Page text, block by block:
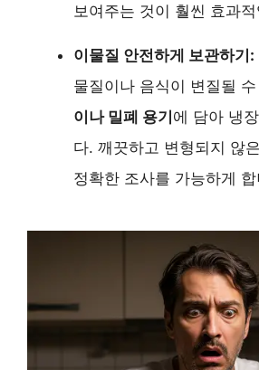
보여주는 것이 훨씬 효과
이물질 안전하게 보관하기:
물질이나 음식이 변질될
이나 밀폐 용기에 담아 냉
다. 깨끗하고 변형되지 않
정확한 조사를 가능하게